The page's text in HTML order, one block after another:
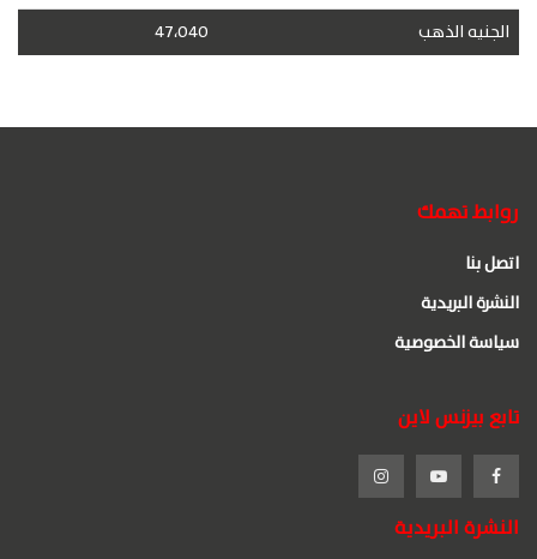
الجنيه الذهب
47،040
روابط تهمك
اتصل بنا
النشرة البريدية
سياسة الخصوصية
تابع بيزنس لاين
النشرة البريدية